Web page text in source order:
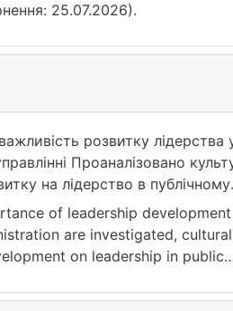
25.07.2026).
розвитку лідерства
Проаналізовано
на лідерство в публічному
зарубіжний та
розвитку лідерства в
of leadership
are investigated,
on leadership in public
ways of improving the